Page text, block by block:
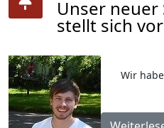
Unser
stellt sich vor
Wir